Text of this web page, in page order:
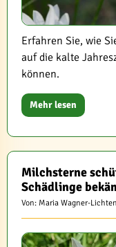
Erfahren Sie, wie
auf die kalte
können.
Mehr lesen
Milchsterne
Schädlinge
Von: Maria Wagner-